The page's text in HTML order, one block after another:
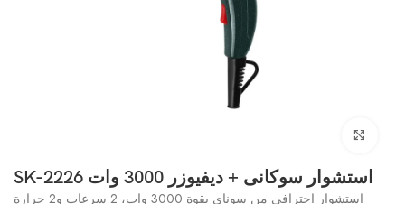
استشوار سوكانى + ديفيوزر 3000 وات SK-2226
استشوار احترافي من سوناي بقوة 3000 وات، 2 سرعات و2 حرارة